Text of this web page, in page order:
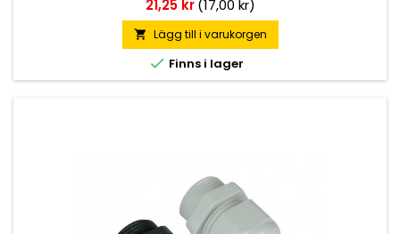
Pris
21,25 kr (17,00 kr)
 Lägg till i varukorgen
 Finns i lager